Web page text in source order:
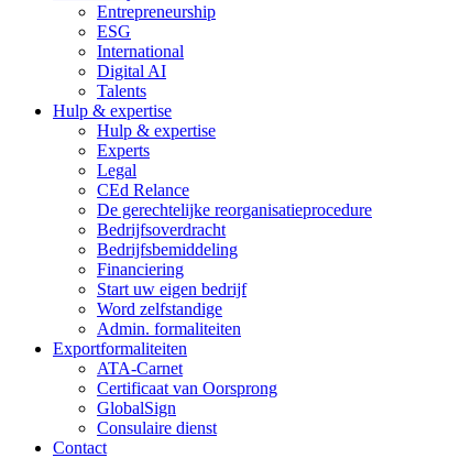
Entrepreneurship
ESG
International
Digital AI
Talents
Hulp & expertise
Hulp & expertise
Experts
Legal
CEd Relance
De gerechtelijke reorganisatieprocedure
Bedrijfsoverdracht
Bedrijfsbemiddeling
Financiering
Start uw eigen bedrijf
Word zelfstandige
Admin. formaliteiten
Exportformaliteiten
ATA-Carnet
Certificaat van Oorsprong
GlobalSign
Consulaire dienst
Contact